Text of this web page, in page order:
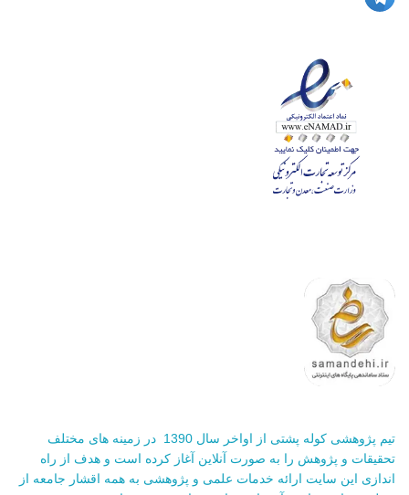
تیم پژوهشی کوله پشتی از اواخر سال 1390 در زمینه های مختلف
تحقیقات و پژوهش را به صورت آنلاین آغاز کرده است و هدف از راه
اندازی این سایت ارائه خدمات علمی و پژوهشی به همه اقشار جامعه از